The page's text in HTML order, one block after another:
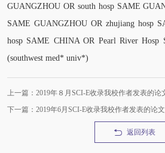
GUANGZHOU OR south hosp SAME
SAME GUANGZHOU OR zhujiang hosp
hosp SAME CHINA OR Pearl River
(southwest med* univ*)
上一篇：2019年８月SCI-E收录我校作者发表的论
下一篇：2019年6月SCI-E收录我校作者发表的论
返回列表